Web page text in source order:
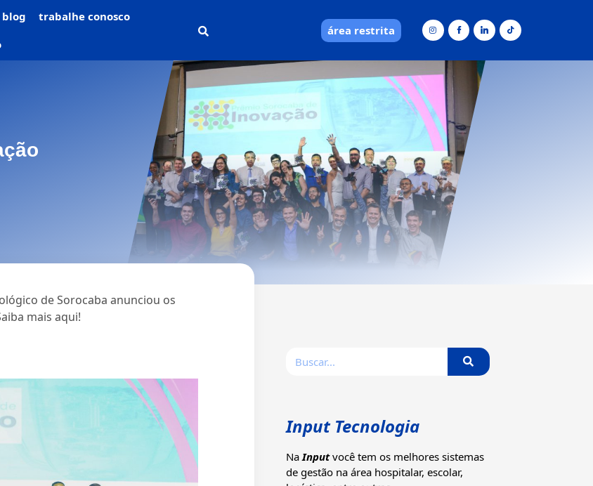
blog
trabalhe conosco
área restrita
de Sorocaba anunciou os
mais aqui!
Input Tecnologia
Na Inputvocê tem os melhores sistemas
de gestão na área hospitalar, escolar,